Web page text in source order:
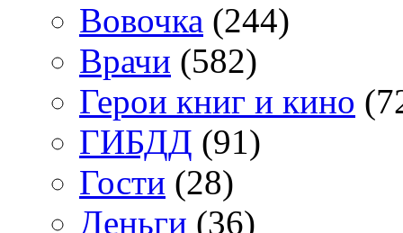
Вовочка (244)
Врачи (582)
Герои книг и кино
ГИБДД (91)
Гости (28)
Деньги (36)